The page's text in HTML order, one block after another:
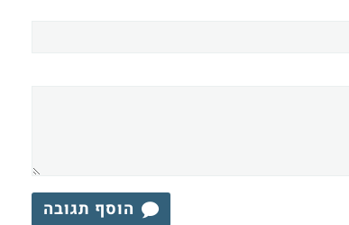
הוסף תגובה